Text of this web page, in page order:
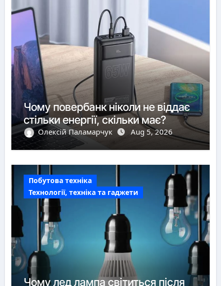
Чому повербанк ніколи не віддає
стільки енергії, скільки має?
Олексій Паламарчук Aug 5, 2026
Побутова техніка
Технології, техніка та гаджети
Чому лед лампа світиться після